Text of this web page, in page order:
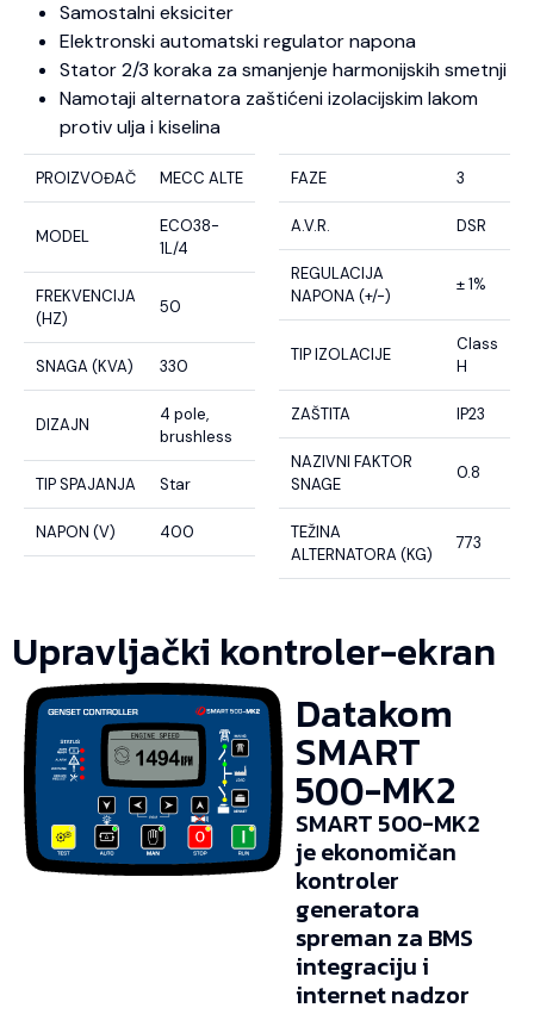
Samostalni eksiciter
Elektronski automatski regulator napona
Stator 2/3 koraka za smanjenje harmonijskih smetnji
Namotaji alternatora zaštićeni izolacijskim lakom
protiv ulja i kiselina
PROIZVOĐAČ MECC ALTE
MODEL
ECO38-
1L/4
FREKVENCIJA
(HZ)
50
SNAGA (KVA) 330
DIZAJN
4 pole,
brushless
TIP SPAJANJA Star
NAPON (V) 400
FAZE 3
A.V.R. DSR
REGULACIJA
NAPONA (+/-)
± 1%
TIP IZOLACIJE
Class
H
ZAŠTITA IP23
NAZIVNI FAKTOR
SNAGE
0.8
TEŽINA
ALTERNATORA (KG)
773
Upravljački kontroler-ekran
Datakom
SMART
500-MK2
SMART 500-MK2
je ekonomičan
kontroler
generatora
spreman za BMS
integraciju i
internet nadzor